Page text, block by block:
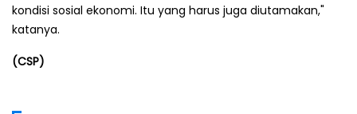
kondisi sosial ekonomi. Itu yang harus juga diutamakan,"
katanya.
(CSP)